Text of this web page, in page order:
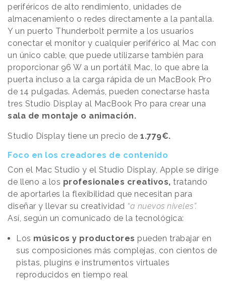
periféricos de alto rendimiento, unidades de
almacenamiento o redes directamente a la pantalla.
Y un puerto Thunderbolt permite a los usuarios
conectar el monitor y cualquier periférico al Mac con
un único cable, que puede utilizarse también para
proporcionar 96 W a un portátil Mac, lo que abre la
puerta incluso a la carga rápida de un MacBook Pro
de 14 pulgadas. Además, pueden conectarse hasta
tres Studio Display al MacBook Pro para crear una
sala de montaje o animación.
Studio Display tiene un precio de 1.779€.
Foco en los creadores de contenido
Con el Mac Studio y el Studio Display, Apple se dirige
de lleno a los profesionales creativos, tratando
de aportarles la flexibilidad que necesitan para
diseñar y llevar su creatividad “a nuevos niveles”.
Así, según un comunicado de la tecnológica:
Los músicos y productores pueden trabajar en
sus composiciones más complejas, con cientos de
pistas, plugins e instrumentos virtuales
reproducidos en tiempo real